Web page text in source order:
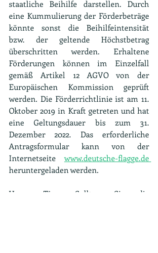
staatliche Beihilfe darstellen. Durch
eine Kummulierung der Förderbeträge
könnte sonst die Beihilfeintensität
bzw. der geltende Höchstbetrag
überschritten werden. Erhaltene
Förderungen können im Einzelfall
gemäß Artikel 12 AGVO von der
Europäischen Kommission geprüft
werden. Die Förderrichtlinie ist am 11.
Oktober 2019 in Kraft getreten und hat
eine Geltungsdauer bis zum 31.
Dezember 2022. Das erforderliche
Antragsformular kann von der
Internetseite
heruntergeladen werden.
Unser Tipp:
Sollten Sie die